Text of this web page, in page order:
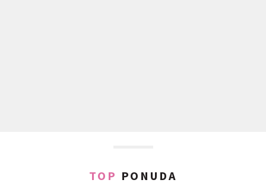
TOP PONUDA